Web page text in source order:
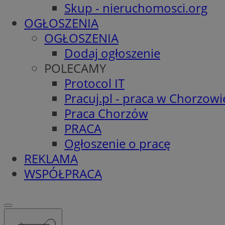
Skup - nieruchomosci.org
OGŁOSZENIA
OGŁOSZENIA
Dodaj ogłoszenie
POLECAMY
Protocol IT
Pracuj.pl - praca w
Praca Chorzów
PRACA
Ogłoszenie o pracę
REKLAMA
WSPÓŁPRACA